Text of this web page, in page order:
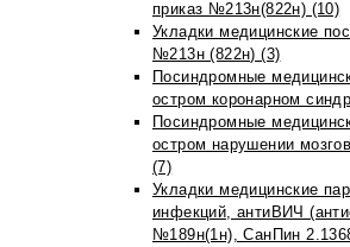
приказ №213н(822н) (10)
Укладки медицинские
№213н (822н) (3)
Посиндромные
остром коронарном
Посиндромные
остром нарушении
(7)
Укладки медицинские
инфекций, антиВИЧ
№189н(1н), СанПин